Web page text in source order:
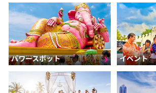
パワースポット イベント